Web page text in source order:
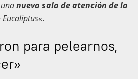
unanueva sala de atención de la
«.
para pelearnos,